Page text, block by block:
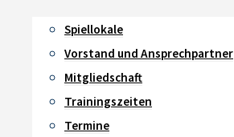
Spiellokale
Vorstand und Ansprechpartner
Mitgliedschaft
Trainingszeiten
Termine